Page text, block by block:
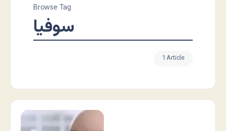
Browse Tag
سوفیا
1 Article